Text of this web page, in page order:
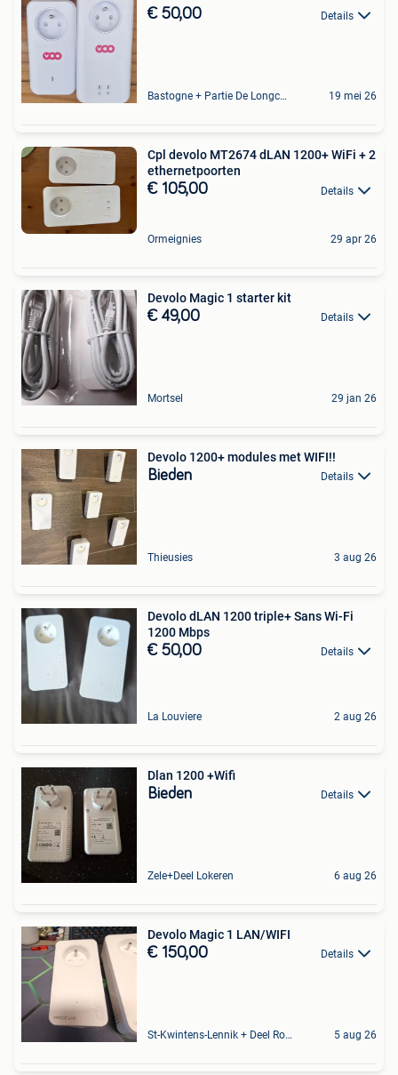
€ 50,00 Details
Bastogne + Partie De Longchamps Et Sibret 19 mei 26
Cpl devolo MT2674 dLAN 1200+ WiFi + 2
ethernetpoorten
€ 105,00 Details
Ormeignies 29 apr 26
Devolo Magic 1 starter kit
€ 49,00 Details
Mortsel 29 jan 26
Devolo 1200+ modules met WIFI!!
Bieden Details
Thieusies 3 aug 26
Devolo dLAN 1200 triple+ Sans Wi-Fi
1200 Mbps
€ 50,00 Details
La Louviere 2 aug 26
Dlan 1200 +Wifi
Bieden Details
Zele+Deel Lokeren 6 aug 26
Devolo Magic 1 LAN/WIFI
€ 150,00 Details
St-Kwintens-Lennik + Deel Roosdaal 5 aug 26